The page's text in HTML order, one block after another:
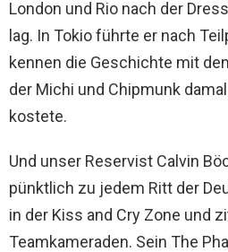
London und Rio nach der
lag. In Tokio führte er nach
kennen die Geschichte mit
der Michi und Chipmunk
kostete.
Und unser Reservist Calvin
pünktlich zu jedem Ritt der
in der Kiss and Cry Zone und
Teamkameraden. Sein The